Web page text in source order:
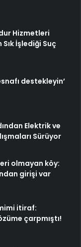
Hizmetleri
İşlediği Suç
destekleyin’
Elektrik ve
Sürüyor
olmayan köy:
girişi var
itiraf:
çarpmıştı!